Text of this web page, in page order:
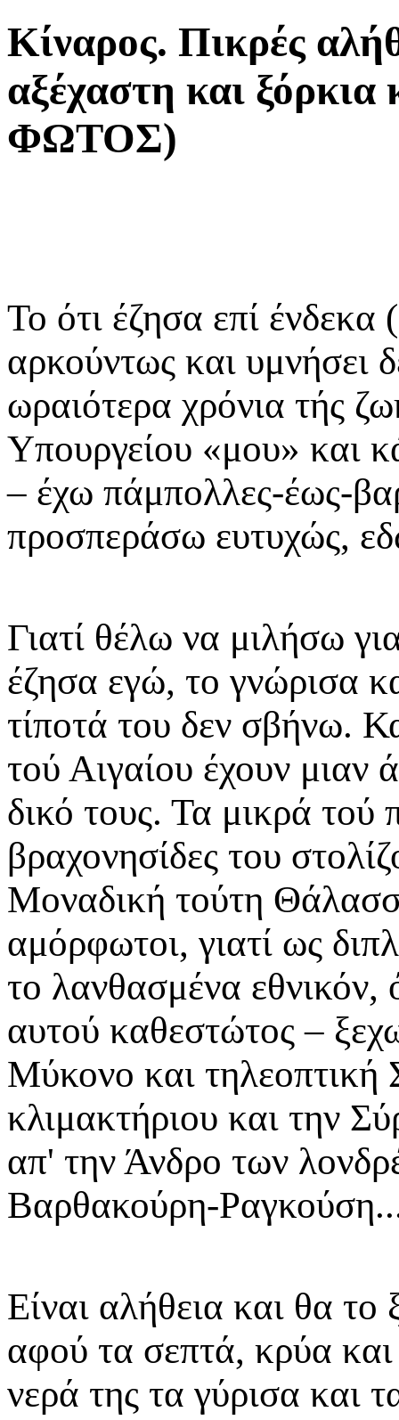
Κίναρος. Πικρές
αξέχαστη και
ΦΩΤΟΣ)
Το ότι έζησα επί
αρκούντως και υμνήσει
ωραιότερα χρόνια τής
Υπουργείου «μου» και
– έχω πάμπολλες-έως-
προσπεράσω ευτυχώς,
Γιατί θέλω να μιλήσω
έζησα εγώ, το γνώρισα
τίποτά του δεν σβήνω.
τού Αιγαίου έχουν μιαν
δικό τους. Τα μικρά τού
βραχονησίδες του
Μοναδική τούτη
αμόρφωτοι, γιατί ως
το λανθασμένα εθνικόν,
αυτού καθεστώτος –
Μύκονο και τηλεοπτική
κλιμακτήριου και την
απ' την Άνδρο των
Βαρθακούρη-
Είναι αλήθεια και θα
αφού τα σεπτά, κρύα
νερά της τα γύρισα και